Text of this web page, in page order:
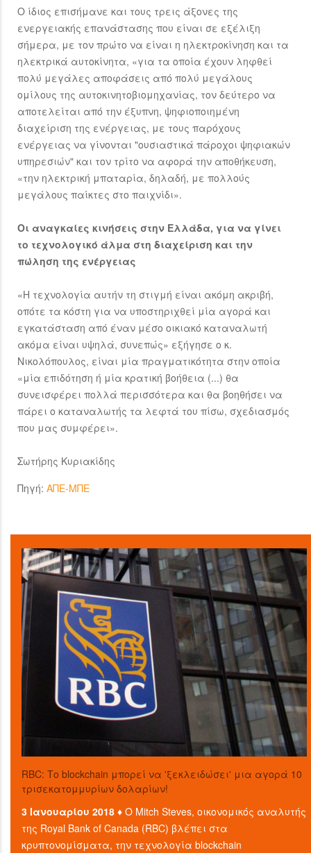
Ο ίδιος επισήμανε και τους τρεις άξονες της
ενεργειακής επανάστασης που είναι σε εξέλιξη
σήμερα, με τον πρώτο να είναι η ηλεκτροκίνηση και τα
ηλεκτρικά αυτοκίνητα, «για τα οποία έχουν ληφθεί
πολύ μεγάλες αποφάσεις από πολύ μεγάλους
ομίλους της αυτοκινητοβιομηχανίας, τον δεύτερο να
αποτελείται από την έξυπνη, ψηφιοποιημένη
διαχείριση της ενέργειας, με τους παρόχους
ενέργειας να γίνονται "ουσιαστικά πάροχοι ψηφιακών
υπηρεσιών" και τον τρίτο να αφορά την αποθήκευση,
«την ηλεκτρική μπαταρία, δηλαδή, με πολλούς
μεγάλους παίκτες στο παιχνίδι».
Οι αναγκαίες κινήσεις στην Ελλάδα, για να γίνει
το τεχνολογικό άλμα στη διαχείριση και την
πώληση της ενέργειας
«Η τεχνολογία αυτήν τη στιγμή είναι ακόμη ακριβή,
οπότε τα κόστη για να υποστηριχθεί μία αγορά και
εγκατάσταση από έναν μέσο οικιακό καταναλωτή
ακόμα είναι υψηλά, συνεπώς» εξήγησε ο κ.
Νικολόπουλος, είναι μία πραγματικότητα στην οποία
«μία επιδότηση ή μία κρατική βοήθεια (...) θα
συνεισφέρει πολλά περισσότερα και θα βοηθήσει να
πάρει ο καταναλωτής τα λεφτά του πίσω, σχεδιασμός
που μας συμφέρει».
Σωτήρης Κυριακίδης
Πηγή: ΑΠΕ-ΜΠΕ
RBC: Το blockchain μπορεί να 'ξεκλειδώσει' μια αγορά 10
τρισεκατομμυρίων δολαρίων!
3 Ιανουαρίου 2018 ♦Ο Mitch Steves, οικονομικός αναλυτής
της Royal Bank of Canada (RBC) βλέπει στα
κρυπτονομίσματα, την τεχνολογία blockchain